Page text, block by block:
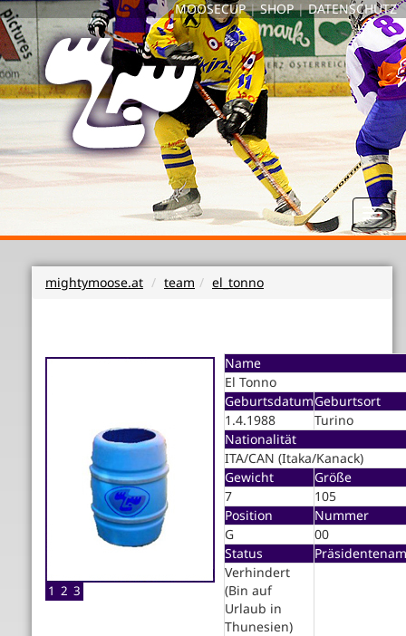
mightymoose.at team el_tonno
1 2 3
Name
El Tonno
GeburtsdatumGeburtsort
1.4.1988
Turino
Nationalität
ITA/CAN (Itaka/Kanack)
Gewicht
Größe
7
105
Position
Nummer
G
00
Status
Verhindert
(Bin auf
Urlaub in
Thunesien)
MOOSECUP|SHOP|DATENSCHUTZ